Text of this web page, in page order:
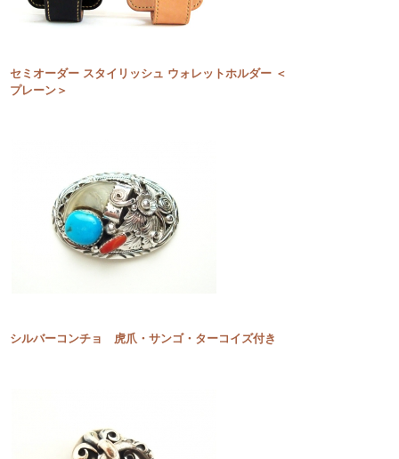
セミオーダー スタイリッシュ ウォレットホルダー ＜
プレーン＞
シルバーコンチョ 虎爪・サンゴ・ターコイズ付き